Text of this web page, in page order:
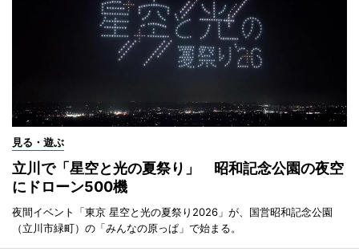
見る・遊ぶ
立川で「星空と光の夏祭り」 昭和記念公園の夜空
にドローン500機
夜間イベント「東京 星空と光の夏祭り2026」が、国営昭和記念公園
（立川市緑町）の「みんなの原っぱ」で始まる。